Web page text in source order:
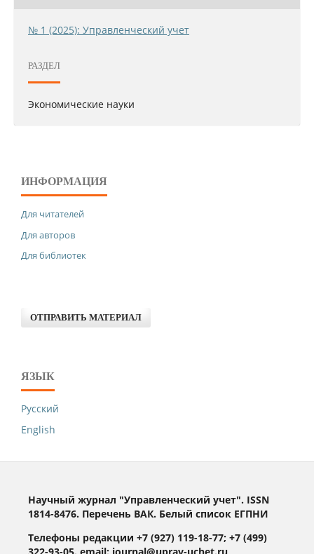
№ 1 (2025): Управленческий учет
РАЗДЕЛ
Экономические науки
ИНФОРМАЦИЯ
Для читателей
Для авторов
Для библиотек
ОТПРАВИТЬ МАТЕРИАЛ
ЯЗЫК
Русский
English
Научный журнал "Управленческий учет". ISSN
1814-8476. Перечень ВАК. Белый список ЕГПНИ
Телефоны редакции +7 (927) 119-18-77; +7 (499)